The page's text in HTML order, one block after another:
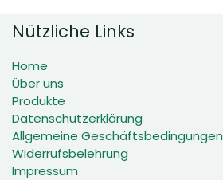
Nützliche Links
Home
Über uns
Produkte
Datenschutzerklärung
Allgemeine Geschäftsbedingungen
Widerrufsbelehrung
Impressum